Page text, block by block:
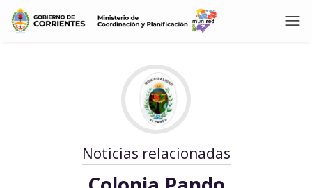
Noticias relacionadas